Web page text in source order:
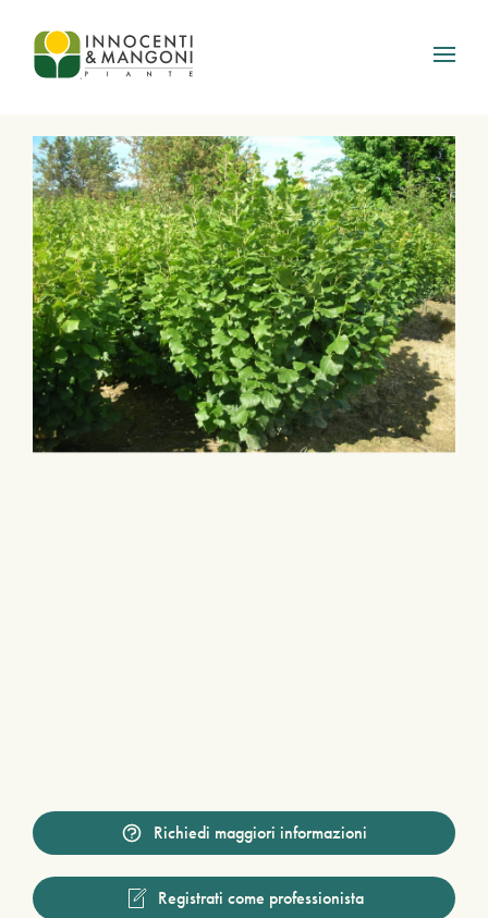
Skip to main content
Richiedi maggiori informazioni
Registrati come professionista